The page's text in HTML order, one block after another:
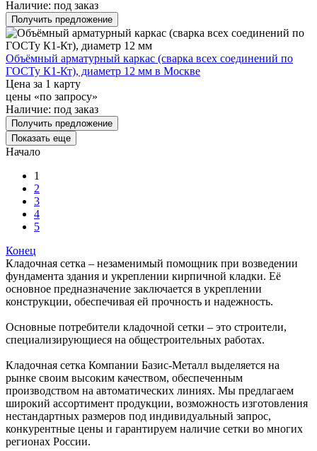
Наличие: под заказ
Получить предложение
Объёмный арматурный каркас (сварка всех соединений по
ГОСТу К1-Кт), диаметр 12 мм в Москве
Цена за 1 карту
цены «по запросу»
Наличие: под заказ
Получить предложение
Показать еще
Начало
1
2
3
4
5
Конец
Кладочная сетка – незаменимый помощник при возведении
фундамента здания и укреплении кирпичной кладки. Её
основное предназначение заключается в укреплении
конструкции, обеспечивая ей прочность и надежность.
Основные потребители кладочной сетки – это строители,
специализирующиеся на общестроительных работах.
Кладочная сетка Компании Базис-Металл выделяется на
рынке своим высоким качеством, обеспеченным
производством на автоматических линиях. Мы предлагаем
широкий ассортимент продукции, возможность изготовления
нестандартных размеров под индивидуальный запрос,
конкурентные цены и гарантируем наличие сетки во многих
регионах России.